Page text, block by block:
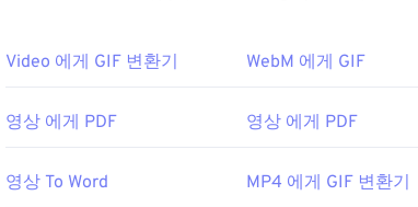
Video 에게 GIF 변환기 WebM 에게 GIF
영상 에게 PDF 영상 에게 PDF
영상 To Word MP4 에게 GIF 변환기